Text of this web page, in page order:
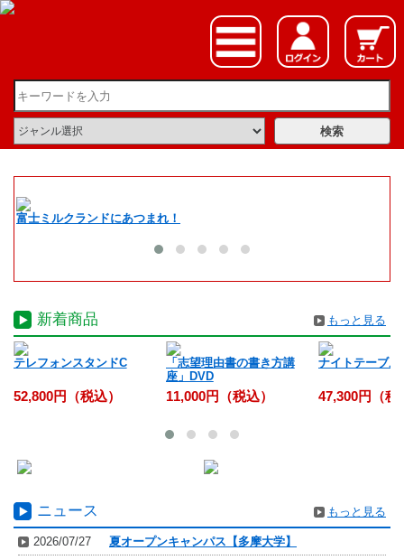
富士ミルクランドにあつまれ！
新着商品 もっと見る
テレフォンスタンドC
52,800円（税込）
「志望理由書の書き方講
座」DVD
11,000円（税込）
ナイトテーブル
47,300円（税
ニュース もっと見る
2026/07/27
夏オープンキャンパス【多摩大学】